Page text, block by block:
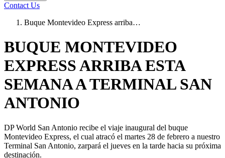
Contact Us
Buque Montevideo Express arriba…
BUQUE MONTEVIDEO
EXPRESS ARRIBA ESTA
SEMANA A TERMINAL SAN
ANTONIO
DP World San Antonio recibe el viaje inaugural del buque
Montevideo Express, el cual atracó el martes 28 de febrero a nuestro
Terminal San Antonio, zarpará el jueves en la tarde hacia su próxima
destinación.